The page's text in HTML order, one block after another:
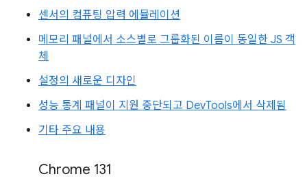
센서의 컴퓨팅 압력 에뮬레이션
메모리 패널에서 소스별로 그룹화된 이름이 동일한 JS 객
체
설정의 새로운 디자인
성능 통계 패널이 지원 중단되고 DevTools에서 삭제됨
기타 주요 내용
Chrome 131